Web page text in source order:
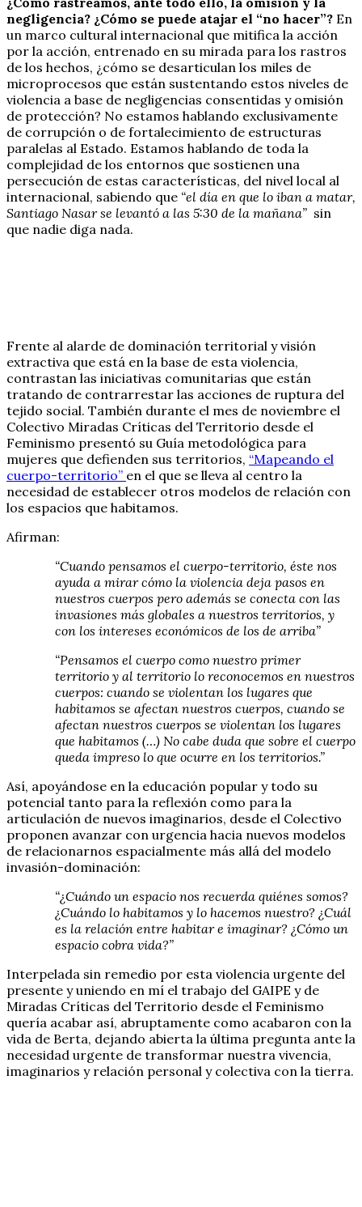
negligencia? ¿Cómo se puede atajar el “no hacer”? En
un marco cultural internacional que mitifica la acción
por la acción, entrenado en su mirada para los rastros
de los hechos, ¿cómo se desarticulan los miles de
microprocesos que están sustentando estos niveles de
violencia a base de negligencias consentidas y omisión
de protección? No estamos hablando exclusivamente
de corrupción o de fortalecimiento de estructuras
paralelas al Estado. Estamos hablando de toda la
complejidad de los entornos que sostienen una
persecución de estas características, del nivel local al
internacional, sabiendo que “el día en que lo iban a matar,
Santiago Nasar se levantó a las 5:30 de la mañana” sin
que nadie diga nada.
Frente al alarde de dominación territorial y visión
extractiva que está en la base de esta violencia,
contrastan las iniciativas comunitarias que están
tratando de contrarrestar las acciones de ruptura del
tejido social. También durante el mes de noviembre el
Colectivo Miradas Críticas del Territorio desde el
Feminismo presentó su Guía metodológica para
mujeres que defienden sus territorios, “Mapeando el
cuerpo-territorio” en el que se lleva al centro la
necesidad de establecer otros modelos de relación con
los espacios que habitamos.
Afirman:
“Cuando pensamos el cuerpo-territorio, éste nos
ayuda a mirar cómo la violencia deja pasos en
nuestros cuerpos pero además se conecta con las
invasiones más globales a nuestros territorios, y
con los intereses económicos de los de arriba”
“Pensamos el cuerpo como nuestro primer
territorio y al territorio lo reconocemos en nuestros
cuerpos: cuando se violentan los lugares que
habitamos se afectan nuestros cuerpos, cuando se
afectan nuestros cuerpos se violentan los lugares
que habitamos (…) No cabe duda que sobre el cuerpo
queda impreso lo que ocurre en los territorios.”
Así, apoyándose en la educación popular y todo su
potencial tanto para la reflexión como para la
articulación de nuevos imaginarios, desde el Colectivo
proponen avanzar con urgencia hacia nuevos modelos
de relacionarnos espacialmente más allá del modelo
invasión-dominación:
“¿Cuándo un espacio nos recuerda quiénes somos?
¿Cuándo lo habitamos y lo hacemos nuestro? ¿Cuál
es la relación entre habitar e imaginar? ¿Cómo un
espacio cobra vida?”
Interpelada sin remedio por esta violencia urgente del
presente y uniendo en mí el trabajo del GAIPE y de
Miradas Críticas del Territorio desde el Feminismo
quería acabar así, abruptamente como acabaron con la
vida de Berta, dejando abierta la última pregunta ante la
necesidad urgente de transformar nuestra vivencia,
imaginarios y relación personal y colectiva con la tierra.